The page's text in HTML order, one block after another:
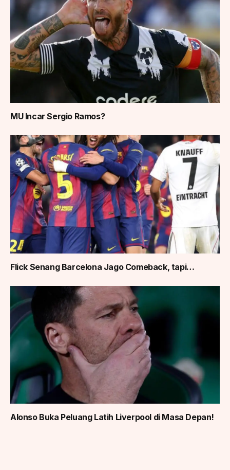
MU Incar Sergio Ramos?
Flick Senang Barcelona Jago Comeback, tapi…
Alonso Buka Peluang Latih Liverpool di Masa Depan!